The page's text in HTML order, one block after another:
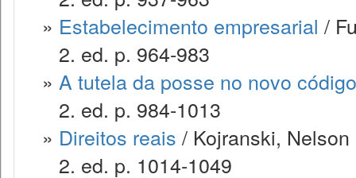
» Estabelecimento empresarial /
2. ed. p. 964-983
» A tutela da posse no novo
2. ed. p. 984-1013
» Direitos reais / Kojranski, Nelson
2. ed. p. 1014-1049